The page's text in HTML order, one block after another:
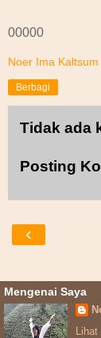
00000
Noer Ima Kaltsum
Berbagi
Tidak ada
Posting
‹
Mengenai Saya